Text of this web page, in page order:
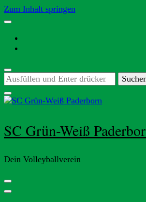
Zum Inhalt springen
Suchst
du
nach
etwas?
SC Grün-Weiß
Dein Volleyballverein